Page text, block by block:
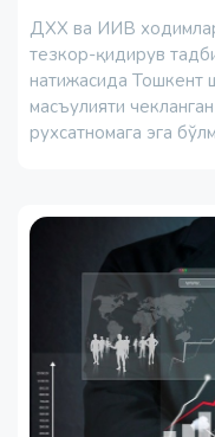
ДХХ ва ИИВ
тезкор-қидирув
натижасида Тошкент
масъулияти
рухсатномага эга